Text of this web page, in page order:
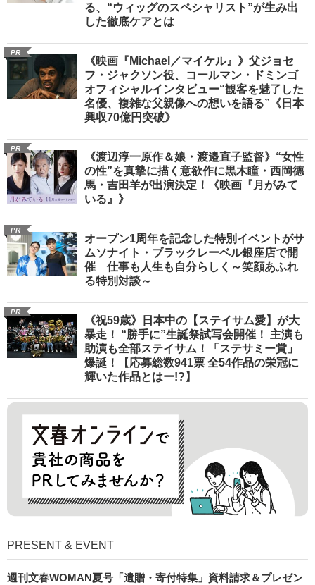
る、“ウィッグのスペシャリスト”が生み出
した徹底ケアとは
PR
《映画『Michael／マイケル』》父ジョセ
フ・ジャクソン役、コールマン・ドミンゴ
オフィシャルインタビュー“観客を魅了した
名優、複雑な父親像への想いを語る”《日本
興収70億円突破》
PR
《渡辺淳一原作＆娘・渡邉直子監督》“女性
の性”を真摯に描く意欲作に黒木瞳・西岡德
馬・吉田羊が出演決定！《映画『月がみて
いる』》
PR
オープン1周年を記念した特別イベントがサ
ムソナイト・ブラックレーベル銀座店で開
催 仕事も人生も自分らしく～笑顔あふれ
る特別対談～
PR
《祝59歳》日本中の【ステイサム愛】が大
暴走！ “勝手に”生誕祭試写会開催！ 主演も
助演も全部ステイサム！「ステサミー賞」
爆誕！【応募総数941票 全54作品の栄冠に
輝いた作品とはー!?】
PRESENT & EVENT
週刊文春WOMAN夏号「遺贈・寄付特集」資料請求＆プレゼン